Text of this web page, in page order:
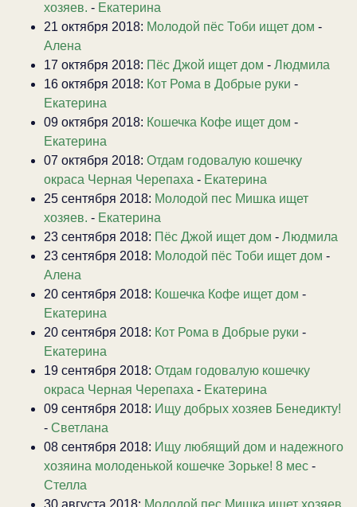
хозяев. - Екатерина
21 октября 2018: Молодой пёс Тоби ищет дом -
Алена
17 октября 2018: Пёс Джой ищет дом - Людмила
16 октября 2018: Кот Рома в Добрые руки -
Екатерина
09 октября 2018: Кошечка Кофе ищет дом -
Екатерина
07 октября 2018: Отдам годовалую кошечку
окраса Черная Черепаха - Екатерина
25 сентября 2018: Молодой пес Мишка ищет
хозяев. - Екатерина
23 сентября 2018: Пёс Джой ищет дом - Людмила
23 сентября 2018: Молодой пёс Тоби ищет дом -
Алена
20 сентября 2018: Кошечка Кофе ищет дом -
Екатерина
20 сентября 2018: Кот Рома в Добрые руки -
Екатерина
19 сентября 2018: Отдам годовалую кошечку
окраса Черная Черепаха - Екатерина
09 сентября 2018: Ищу добрых хозяев Бенедикту!
- Светлана
08 сентября 2018: Ищу любящий дом и надежного
хозяина молоденькой кошечке Зорьке! 8 мес -
Стелла